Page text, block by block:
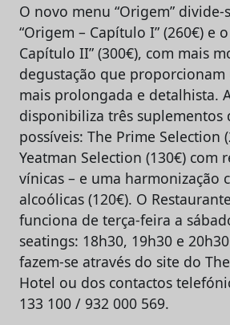
O novo menu “Origem” divide-
“Origem – Capítulo I” (260€) e
Capítulo II” (300€), com mais
degustação que proporcionam
mais prolongada e detalhista.
disponibiliza três suplementos
possíveis: The Prime Selection
Yeatman Selection (130€) com
vínicas – e uma harmonização
alcoólicas (120€). O
funciona de terça-feira a
seatings: 18h30, 19h30 e
fazem-se através do site do
Hotel ou dos contactos
133 100 / 932 000 569.